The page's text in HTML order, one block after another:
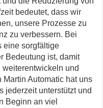
bedeutet, dass wir
unsere Prozesse zu
zu verbessern. Bei
eine sorgfältige
Bedeutung ist, damit
und
Automatic hat uns
jederzeit unterstützt und
Beginn an viel